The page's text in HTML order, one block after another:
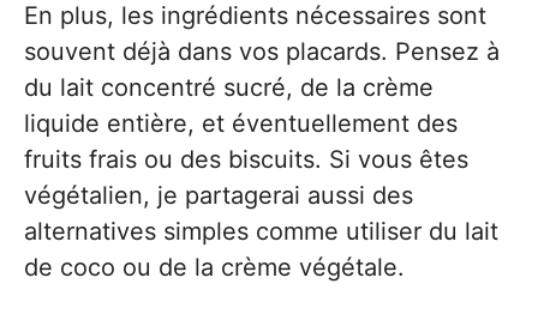
En plus, les ingrédients nécessaires sont
souvent déjà dans vos placards. Pensez à
du lait concentré sucré, de la crème
liquide entière, et éventuellement des
fruits frais ou des biscuits. Si vous êtes
végétalien, je partagerai aussi des
alternatives simples comme utiliser du lait
de coco ou de la crème végétale.